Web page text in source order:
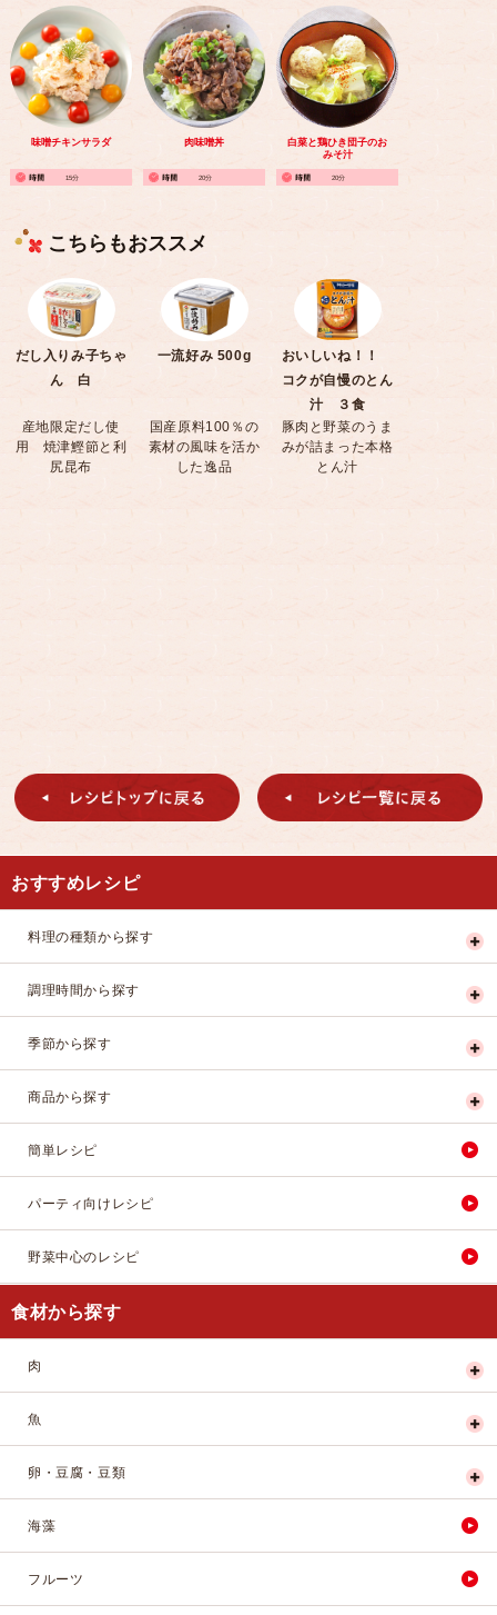
味噌チキンサラダ
15分
肉味噌丼
20分
白菜と鶏ひき団子のお
みそ汁
20分
こちらもおススメ
だし入りみ子ちゃ
ん 白
産地限定だし使
用 焼津鰹節と利
尻昆布
一流好み 500g
国産原料100％の
素材の風味を活か
した逸品
おいしいね！！
コクが自慢のとん
汁 ３食
豚肉と野菜のうま
みが詰まった本格
とん汁
おすすめレシピ
料理の種類から探す
調理時間から探す
季節から探す
商品から探す
簡単レシピ
パーティ向けレシピ
野菜中心のレシピ
食材から探す
肉
魚
卵・豆腐・豆類
海藻
フルーツ